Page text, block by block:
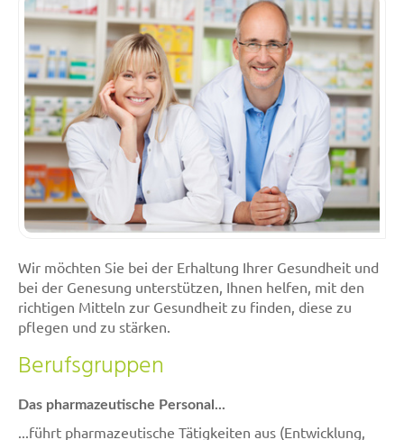
Wir möchten Sie bei der Erhaltung Ihrer Gesundheit und
bei der Genesung unterstützen, Ihnen helfen, mit den
richtigen Mitteln zur Gesundheit zu finden, diese zu
pflegen und zu stärken.
Berufsgruppen
Das pharmazeutische Personal...
...führt pharmazeutische Tätigkeiten aus (Entwicklung,